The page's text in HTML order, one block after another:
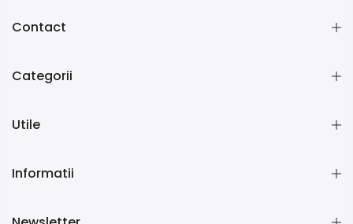
Contact
Categorii
Utile
Informatii